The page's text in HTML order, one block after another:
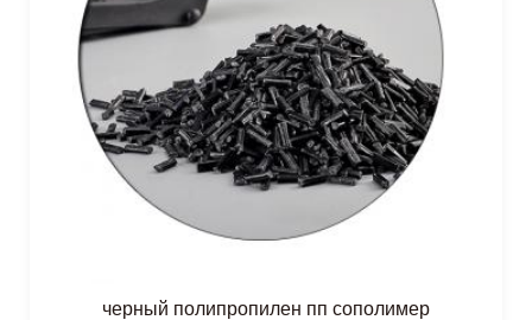
пластиковое сырье пп полипролилен lcf